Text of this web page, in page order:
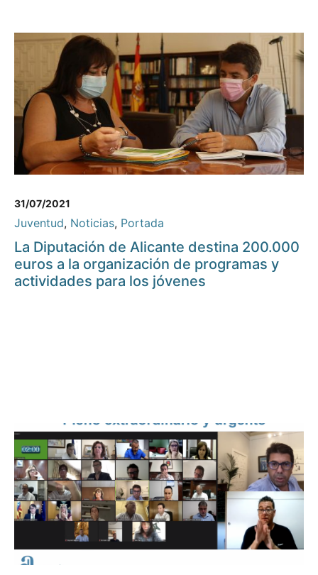
31/07/2021
Juventud, Noticias, Portada
La Diputación de Alicante destina 200.000
euros a la organización de programas y
actividades para los jóvenes